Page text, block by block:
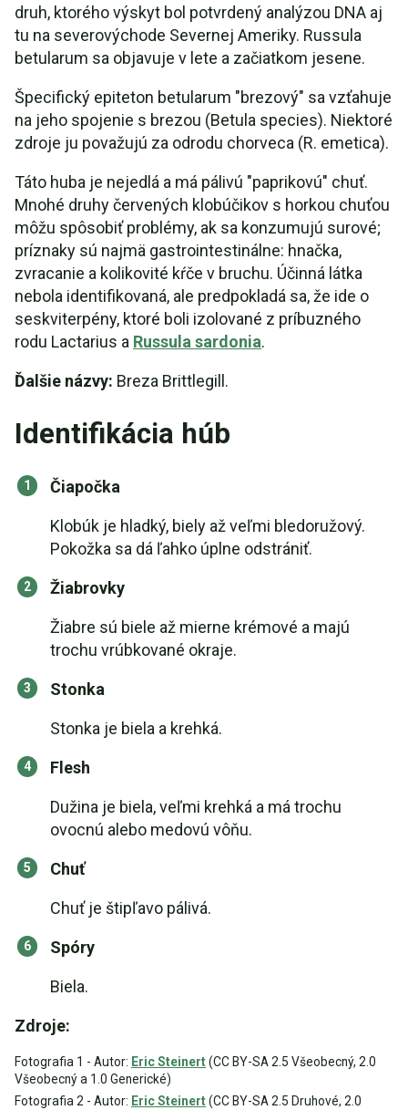
druh, ktorého výskyt bol potvrdený analýzou DNA aj
tu na severovýchode Severnej Ameriky. Russula
betularum sa objavuje v lete a začiatkom jesene.
Špecifický epiteton betularum "brezový" sa vzťahuje
na jeho spojenie s brezou (Betula species). Niektoré
zdroje ju považujú za odrodu chorveca (R. emetica).
Táto huba je nejedlá a má pálivú "paprikovú" chuť.
Mnohé druhy červených klobúčikov s horkou chuťou
môžu spôsobiť problémy, ak sa konzumujú surové;
príznaky sú najmä gastrointestinálne: hnačka,
zvracanie a kolikovité kŕče v bruchu. Účinná látka
nebola identifikovaná, ale predpokladá sa, že ide o
seskviterpény, ktoré boli izolované z príbuzného
rodu Lactarius a Russula sardonia.
Ďalšie názvy: Breza Brittlegill.
Identifikácia húb
Čiapočka
Klobúk je hladký, biely až veľmi bledoružový.
Pokožka sa dá ľahko úplne odstrániť.
Žiabrovky
Žiabre sú biele až mierne krémové a majú
trochu vrúbkované okraje.
Stonka
Stonka je biela a krehká.
Flesh
Dužina je biela, veľmi krehká a má trochu
ovocnú alebo medovú vôňu.
Chuť
Chuť je štipľavo pálivá.
Spóry
Biela.
Zdroje:
Fotografia 1 - Autor: Eric Steinert(CC BY-SA 2.5 Všeobecný, 2.0
Všeobecný a 1.0 Generické)
Fotografia 2 - Autor: Eric Steinert(CC BY-SA 2.5 Druhové, 2.0